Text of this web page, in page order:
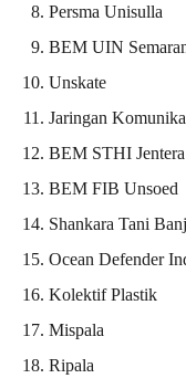
Persma Unisulla
BEM UIN
Unskate
Jaringan
BEM STHI Jentera
BEM FIB Unsoed
Shankara Tani
Ocean Defender
Kolektif Plastik
Mispala
Ripala